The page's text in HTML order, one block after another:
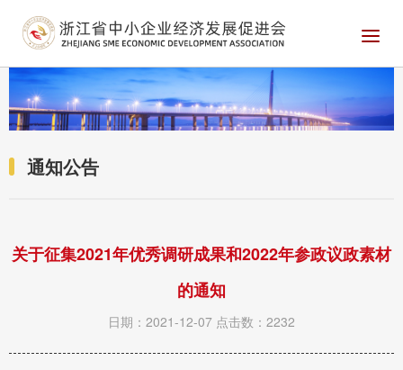
通知公告
关于征集2021年优秀调研成果和2022年参政议政素材
的通知
日期：2021-12-07 点击数：2232